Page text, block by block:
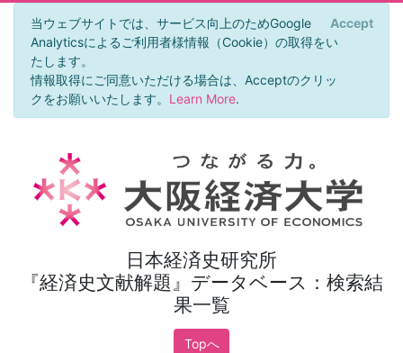
当ウェブサイトでは、サービス向上のためGoogle
Analyticsによるご利用者様情報（Cookie）の取得をい
たします。
情報取得にご同意いただける場合は、Acceptのクリッ
クをお願いいたします。 Learn More.
Accept
日本経済史研究所
『経済史文献解題』データベース：検索結
果一覧
Topへ
×